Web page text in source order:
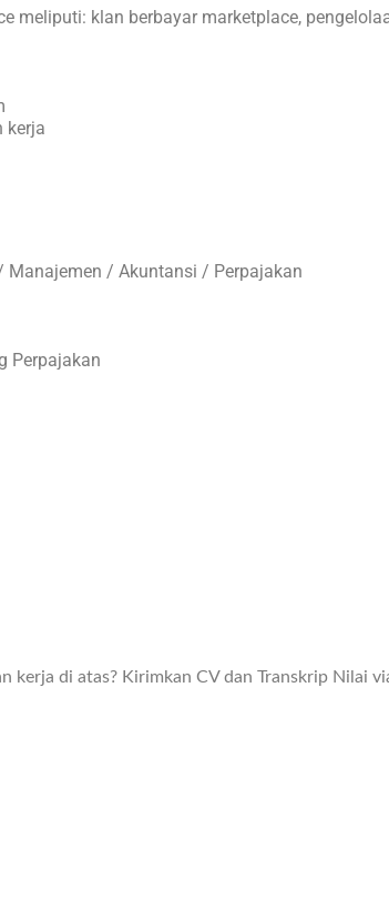
meliputi: klan berbayar marketplace,
kerja
/ Akuntansi / Perpajakan
Perpajakan
kerja di atas? Kirimkan CV dan Transkrip Nilai